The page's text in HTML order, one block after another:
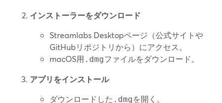
インストーラーをダウンロード
Streamlabs Desktopページ（公式サイトや
GitHubリポジトリから）にアクセス。
macOS用 .dmgファイルをダウンロード。
アプリをインストール
ダウンロードした .dmgを開く。